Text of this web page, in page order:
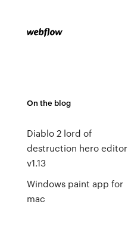
On the blog
Diablo 2 lord of
destruction hero editor
v1.13
Windows paint app for
mac